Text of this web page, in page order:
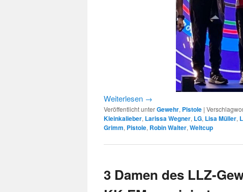
Weiterlesen →
Veröffentlicht unterGewehr, Pistole |
Kleinkalieber, Larissa Wegner, LG, Lisa Müller,
Grimm, Pistole, Robin Walter, Weltcup
3 Damen des LLZ-